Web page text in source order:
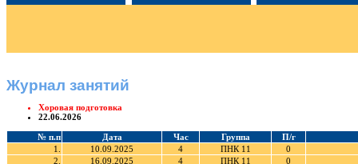
Журнал занятий
Хоровая подготовка
22.06.2026
№ п.п Дата Час Группа
П/г
1.
10.09.2025 4 ПНК 11
0
2.
16.09.2025 4 ПНК 11
0